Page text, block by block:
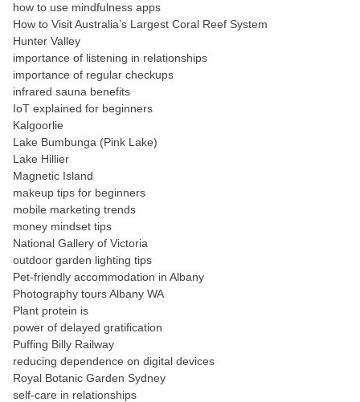
how to use mindfulness apps
How to Visit Australia’s Largest Coral Reef System
Hunter Valley
importance of listening in relationships
importance of regular checkups
infrared sauna benefits
IoT explained for beginners
Kalgoorlie
Lake Bumbunga (Pink Lake)
Lake Hillier
Magnetic Island
makeup tips for beginners
mobile marketing trends
money mindset tips
National Gallery of Victoria
outdoor garden lighting tips
Pet-friendly accommodation in Albany
Photography tours Albany WA
Plant protein is
power of delayed gratification
Puffing Billy Railway
reducing dependence on digital devices
Royal Botanic Garden Sydney
self-care in relationships